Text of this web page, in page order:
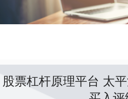
股票杠杆原理平台 太